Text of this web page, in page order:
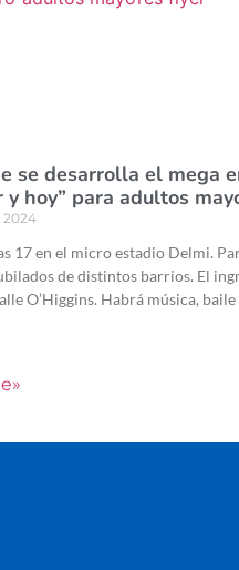
se desarrolla el mega
y hoy” para adultos
2024
17 en el micro estadio Delmi.
de distintos barrios. El
O’Higgins. Habrá música,